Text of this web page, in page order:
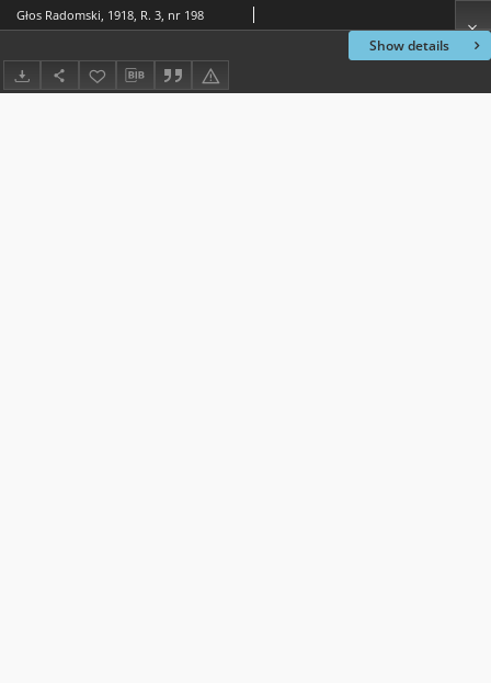
Show details
Głos Radomski, 1918, R. 3, nr 198